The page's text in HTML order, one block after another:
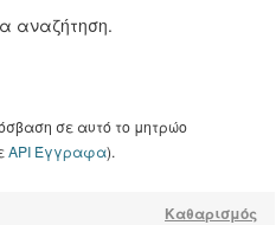
Καθαρισμός
αναζήτηση.
σε αυτό το μητρώο
API Έγγραφα).